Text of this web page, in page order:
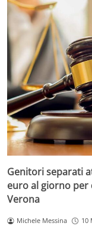
Genitori separati
euro al giorno per
Verona
Michele Messina 10